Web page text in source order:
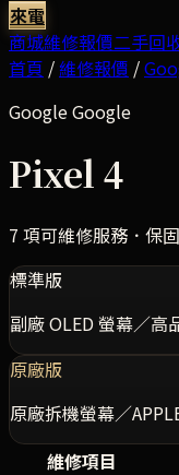
來電
商城維修報價二手回
首頁 /維修報價 /
GoogleGoogle
Pixel 4
7 項可維修服務．保
標準版
副廠 OLED 螢幕／高
原廠版
原廠拆機螢幕／
維修項目